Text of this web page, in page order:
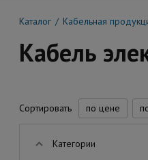
Каталог Кабельная
Кабель
Сортировать по цене
Категории